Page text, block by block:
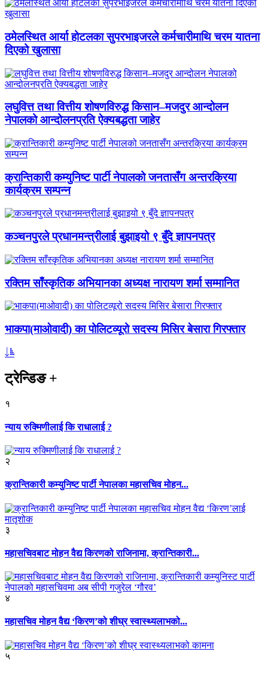
ठमेलस्थित आर्या होटलका सुपरभाइजरले कर्मचारीमाथि चरम यातना
दिएको खुलासा
लघुवित्त तथा वित्तीय शोषणविरुद्ध किसान–मजदुर आन्दोलन
नेपालको आन्दोलनप्रति ऐक्यबद्धता जाहेर
क्रान्तिकारी कम्युनिष्ट पार्टी नेपालको जनतासँग अन्तरक्रिया
कार्यक्रम सम्पन्न
कञ्चनपुरले प्रधानमन्त्रीलाई बुझाइयो ९ बुँदे ज्ञापनपत्र
रक्तिम साँस्कृतिक अभियानका अध्यक्ष नारायण शर्मा सम्मानित
भाकपा(माओवादी) का पोलिटव्यूरो सदस्य मिसिर बेसारा गिरफ्तार
ट्रेन्डिङ+
१
न्याय रुक्मिणीलाई कि राधालाई ?
२
क्रान्तिकारी कम्युनिष्ट पार्टी नेपालका महासचिव मोहन...
३
महासचिवबाट मोहन वैद्य किरणको राजिनामा, क्रान्तिकारी...
४
महासचिव मोहन वैद्य ‘किरण’को शीघ्र स्वास्थ्यलाभको...
५